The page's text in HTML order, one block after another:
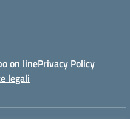
on linePrivacy Policy
legali